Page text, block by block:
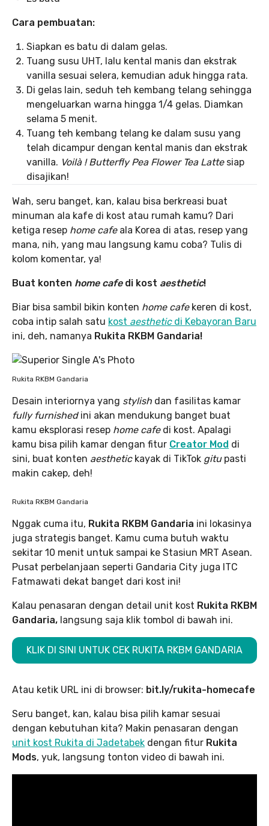
Cara pembuatan:
Siapkan es batu di dalam gelas.
Tuang susu UHT, lalu kental manis dan ekstrak
vanilla sesuai selera, kemudian aduk hingga rata.
Di gelas lain, seduh teh kembang telang sehingga
mengeluarkan warna hingga 1/4 gelas. Diamkan
selama 5 menit.
Tuang teh kembang telang ke dalam susu yang
telah dicampur dengan kental manis dan ekstrak
vanilla. Voilà ! Butterfly Pea Flower Tea Latte siap
disajikan!
Wah, seru banget, kan, kalau bisa berkreasi buat
minuman ala kafe di kost atau rumah kamu? Dari
ketiga resep home cafeala Korea di atas, resep yang
mana, nih, yang mau langsung kamu coba? Tulis di
kolom komentar, ya!
Buat konten home cafedi kost aesthetic!
Biar bisa sambil bikin konten home cafe keren di kost,
coba intip salah satu kost aesthetic di Kebayoran Baru
ini, deh, namanya Rukita RKBM Gandaria!
Rukita RKBM Gandaria
Desain interiornya yang stylish dan fasilitas kamar
fully furnished ini akan mendukung banget buat
kamu eksplorasi resep home cafe di kost. Apalagi
kamu bisa pilih kamar dengan fitur Creator Mod di
sini, buat konten aesthetic kayak di TikTok gitupasti
makin cakep, deh!
Rukita RKBM Gandaria
Nggak cuma itu, Rukita RKBM Gandaria ini lokasinya
juga strategis banget. Kamu cuma butuh waktu
sekitar 10 menit untuk sampai ke Stasiun MRT Asean.
Pusat perbelanjaan seperti Gandaria City juga ITC
Fatmawati dekat banget dari kost ini!
Kalau penasaran dengan detail unit kost Rukita RKBM
Gandaria, langsung saja klik tombol di bawah ini.
KLIK DI SINI UNTUK CEK RUKITA RKBM GANDARIA
Atau ketik URL ini di browser: bit.ly/rukita-homecafe
Seru banget, kan, kalau bisa pilih kamar sesuai
dengan kebutuhan kita? Makin penasaran dengan
unit kost Rukita di Jadetabek dengan fitur Rukita
Mods, yuk, langsung tonton video di bawah ini.